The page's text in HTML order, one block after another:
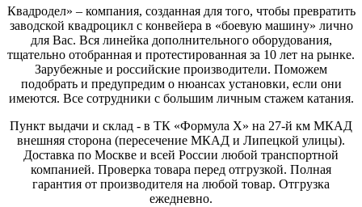
Квадродел» – компания, созданная для того, чтобы превратить
заводской квадроцикл с конвейера в «боевую машину» лично
для Вас. Вся линейка дополнительного оборудования,
тщательно отобранная и протестированная за 10 лет на рынке.
Зарубежные и российские производители. Поможем
подобрать и предупредим о нюансах установки, если они
имеются. Все сотрудники с большим личным стажем катания.
Пункт выдачи и склад - в ТК «Формула X» на 27-й км МКАД
внешняя сторона (пересечение МКАД и Липецкой улицы).
Доставка по Москве и всей России любой транспортной
компанией. Проверка товара перед отгрузкой. Полная
гарантия от производителя на любой товар. Отгрузка
ежедневно.